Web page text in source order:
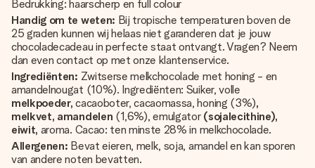
Bedrukking: haarscherp en full colour
Handig om te weten: Bij tropische temperaturen boven de
25 graden kunnen wij helaas niet garanderen dat je jouw
chocoladecadeau in perfecte staat ontvangt. Vragen? Neem
dan even contact op met onze klantenservice.
Ingrediënten: Zwitserse melkchocolade met honing - en
amandelnougat (10%). Ingrediënten: Suiker, volle
melkpoeder,cacaoboter, cacaomassa, honing (3%),
melkvet, amandelen (1,6%), emulgator(sojalecithine),
eiwit, aroma. Cacao: ten minste 28% in melkchocolade.
Allergenen: Bevat eieren, melk, soja, amandel en kan sporen
van andere noten bevatten.